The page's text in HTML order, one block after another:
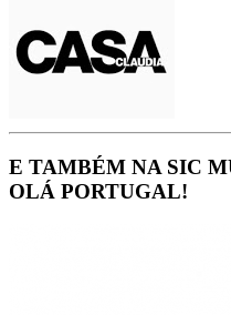
E TAMBÉM NA SIC
OLÁ PORTUGAL!